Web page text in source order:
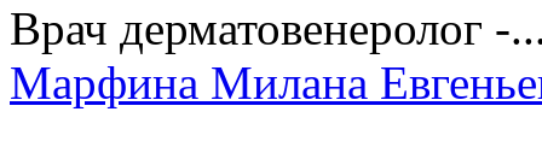
Врач дерматовенеролог -
Марфина Милана